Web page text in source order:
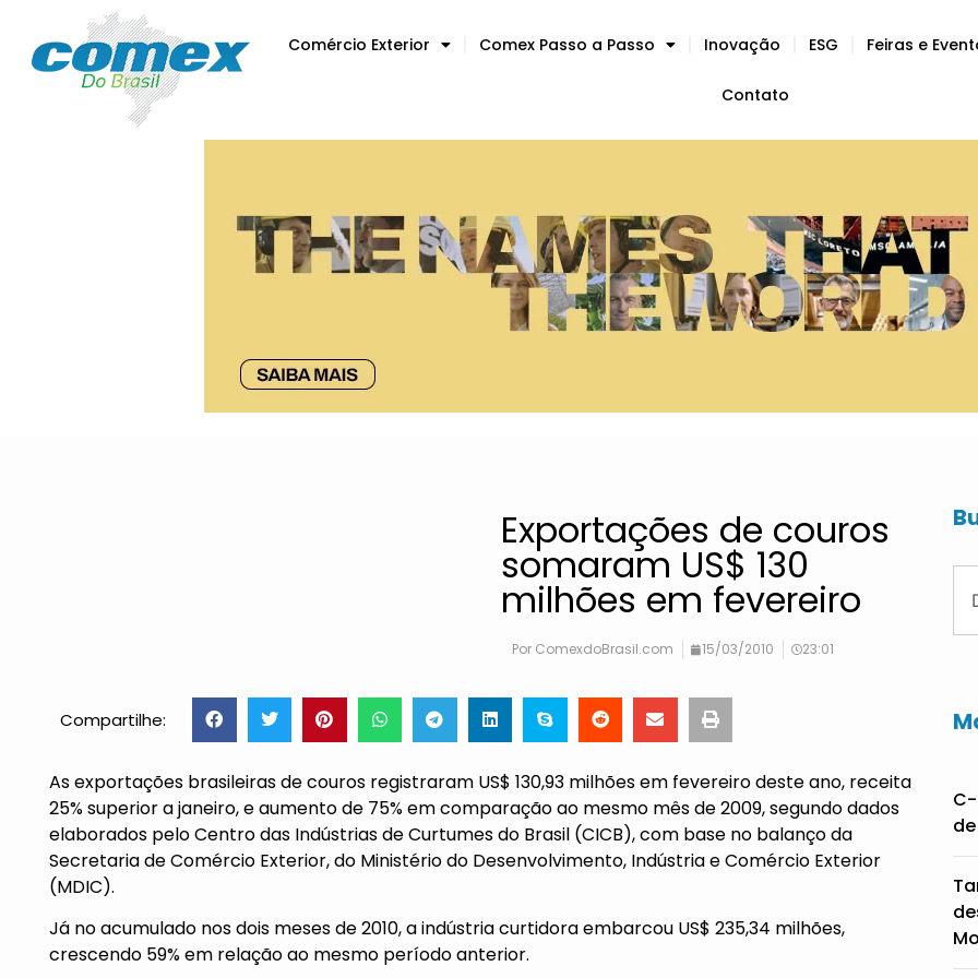
Comércio Exterior Comex Passo a Passo Inovação ESG Feiras e
Contato
Exportações de couros
somaram US$ 130
milhões em fevereiro
Por ComexdoBrasil.com 15/03/2010 23:01
Compartilhe:
As exportações brasileiras de couros registraram US$ 130,93 milhões em fevereiro deste ano, receita
25% superior a janeiro, e aumento de 75% em comparação ao mesmo mês de 2009, segundo dados
elaborados pelo Centro das Indústrias de Curtumes do Brasil (CICB), com base no balanço da
Secretaria de Comércio Exterior, do Ministério do Desenvolvimento, Indústria e Comércio Exterior
(MDIC).
Já no acumulado nos dois meses de2010, aindústria curtidora embarcou US$ 235,34 milhões,
crescendo 59% em relação ao mesmo período anterior.